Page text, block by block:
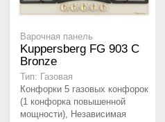
Варочная панель
Kuppersberg FG 903 C
Bronze
Тип: Газовая
Конфорки 5 газовых конфорок
(1 конфорка повышенной
мощности), Независимая